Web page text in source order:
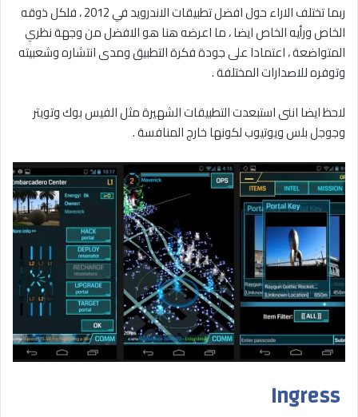
ربما تختلف الاراء حول افضل تطبيقات الاندرويد في 2012 ، فلكل ذوقه
الخاص ورأيه الخاص ايضا ، ما اعرضه هنا هو الافضل من وجهة نظري
المتواضعة ، اعتمادا على جودة فكرة التطبيق ومدى انتشاره وشعبيته
وتوفره للاصدارات المختلفة .
لاحظ ايضا اننى استبعدت التطبيقات الشهيرة مثل الفيس بوك وتويتر
وجوجل بلس ويوتيوب لكونها خارج المنافسة .
Ingress